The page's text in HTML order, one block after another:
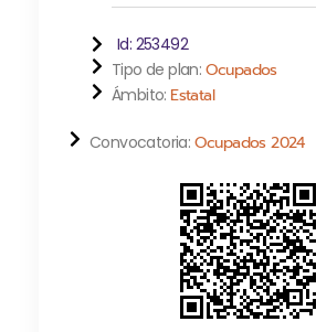
Id: 253492
Tipo de plan: Ocupados
Ámbito: Estatal
Convocatoria: Ocupados 2024